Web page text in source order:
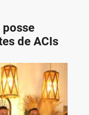
posse
de ACIs